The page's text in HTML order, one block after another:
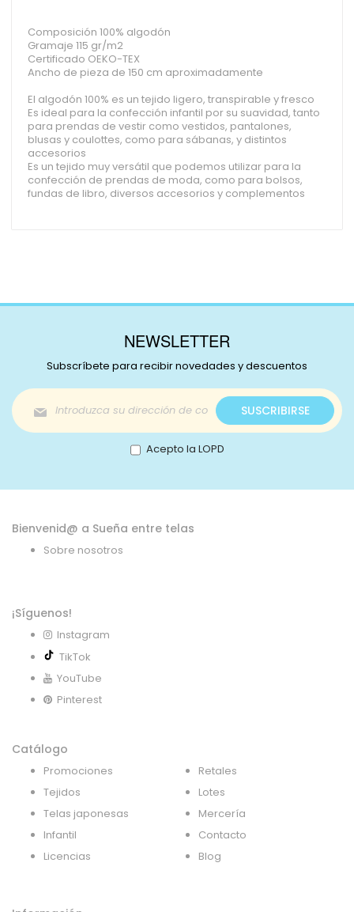
Composición 100% algodón
Gramaje 115 gr/m2
Certificado OEKO-TEX
Ancho de pieza de 150 cm aproximadamente
El algodón 100% es un tejido ligero, transpirable y fresco
Es ideal para la confección infantil por su suavidad, tanto
para prendas de vestir como vestidos, pantalones,
blusas y coulottes, como para sábanas, y distintos
accesorios
Es un tejido muy versátil que podemos utilizar para la
confección de prendas de moda, como para bolsos,
fundas de libro, diversos accesorios y complementos
NEWSLETTER
Subscríbete para recibir novedades y descuentos
Inscríbase
a
nuestro
boletín
de
SUSCRIBIRSE
Acepto la LOPD
Bienvenid@ a Sueña entre telas
Sobre nosotros
¡Síguenos!
Instagram
TikTok
YouTube
Pinterest
Catálogo
Promociones
Tejidos
Telas japonesas
Infantil
Licencias
Retales
Lotes
Mercería
Contacto
Blog